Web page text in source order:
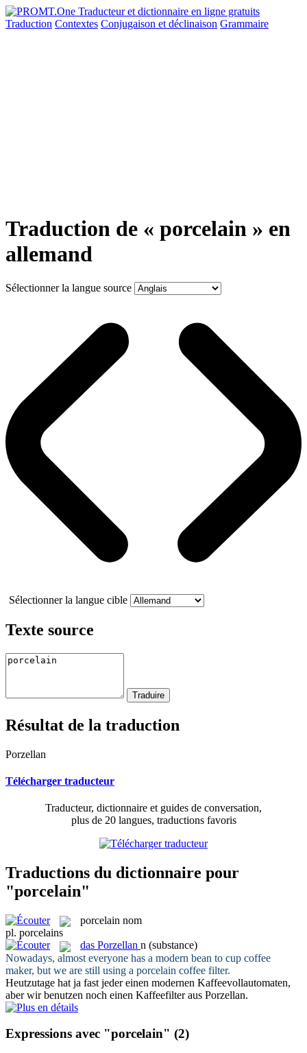
Traduction Contextes Conjugaison et déclinaison Grammaire
Traduction de « porcelain » en
allemand
Sélectionner la langue source
Sélectionner la langue cible
Texte source
Résultat de la traduction
Porzellan
Télécharger traducteur
Traducteur, dictionnaire et guides de conversation,
plus de 20 langues, traductions favoris
Traductions du dictionnaire pour
"porcelain"
porcelain nom
pl. porcelains
das Porzellan n (substance)
Nowadays, almost everyone has a modern bean to cup coffee
maker, but we are still using a porcelain coffee filter.
Heutzutage hat ja fast jeder einen modernen Kaffeevollautomaten,
aber wir benutzen noch einen Kaffeefilter aus Porzellan.
Expressions avec "porcelain" (2)